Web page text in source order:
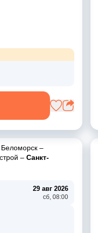
Беломорск –
– Санкт-
29 авг 2026
сб, 08:00